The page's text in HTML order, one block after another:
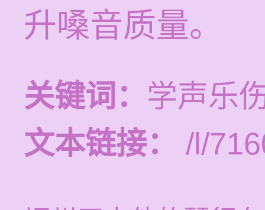
升嗓音质量。
关键词： 学声乐
文本链接：
/l/